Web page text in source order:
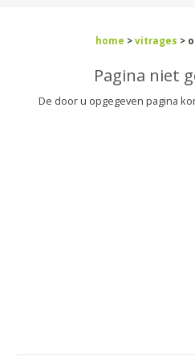
home > vitrages >
Pagina niet
De door u opgegeven pagina